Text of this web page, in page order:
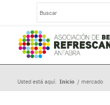
Usted está aquí: Inicio / mercado